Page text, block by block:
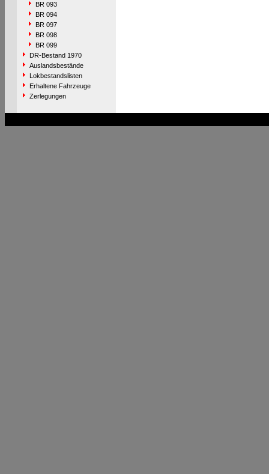
BR 093
BR 094
BR 097
BR 098
BR 099
DR-Bestand 1970
Auslandsbestände
Lokbestandslisten
Erhaltene Fahrzeuge
Zerlegungen